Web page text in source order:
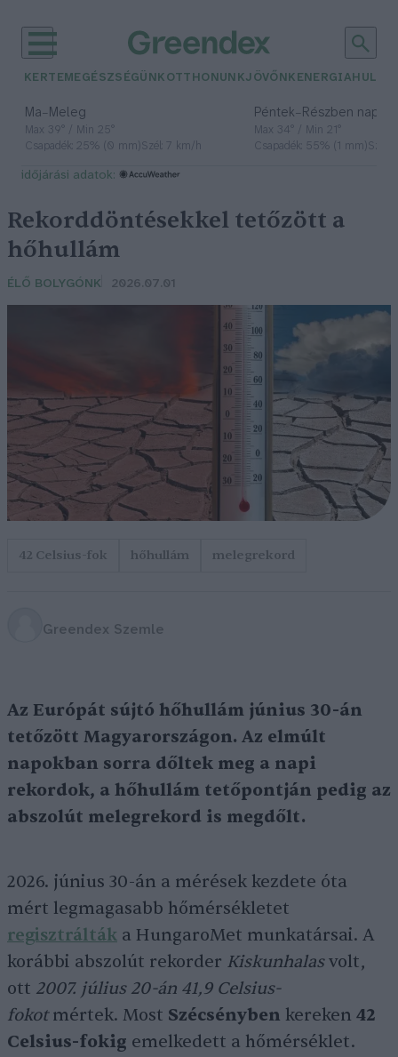
KERTEM EGÉSZSÉGÜNK OTTHONUNKJÖVŐNK ENERGIA
Ma– Meleg
Max 39° / Min 25°
Csapadék: 25% (0 mm)Szél: 7 km/h
Péntek– Részben
Max 34° / Min 21°
Csapadék: 55% (1 mm)Szél:
időjárási adatok:
Rekorddöntésekkel tetőzött a
hőhullám
ÉLŐ BOLYGÓNK 2026.07.01
42 Celsius-fok hőhullám melegrekord
Greendex Szemle
Az Európát sújtó hőhullám június 30-án
tetőzött Magyarországon. Az elmúlt
napokban sorra dőltek meg a napi
rekordok, a hőhullám tetőpontján pedig az
abszolút melegrekord is megdőlt.
2026. június 30-án a mérések kezdete óta
mért legmagasabb hőmérsékletet
regisztrálták a HungaroMet munkatársai. A
korábbi abszolút rekorder Kiskunhalasvolt,
ott 2007. július 20-án 41,9 Celsius-
fokotmértek. Most Szécsényben kereken 42
Celsius-fokig emelkedett a hőmérséklet.